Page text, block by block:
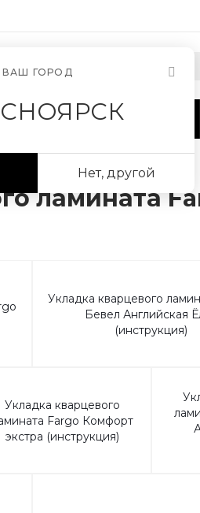
ВАШ ГОРОД
Нет, другой
Информация
ламината
Укладка кварцевого
Бевел Английская
(инструкция)
Укладка кварцевого
Fargo Комфорт
экстра (инструкция)